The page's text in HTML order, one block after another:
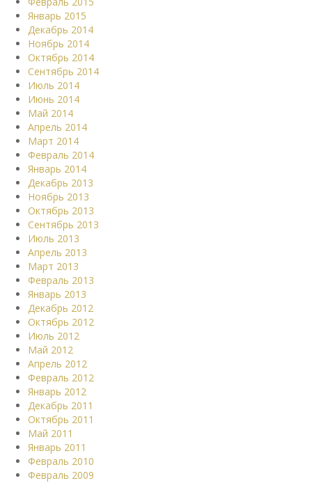
Январь 2015
Декабрь 2014
Ноябрь 2014
Октябрь 2014
Сентябрь 2014
Июль 2014
Июнь 2014
Май 2014
Апрель 2014
Март 2014
Февраль 2014
Январь 2014
Декабрь 2013
Ноябрь 2013
Октябрь 2013
Сентябрь 2013
Июль 2013
Апрель 2013
Март 2013
Февраль 2013
Январь 2013
Декабрь 2012
Октябрь 2012
Июль 2012
Май 2012
Апрель 2012
Февраль 2012
Январь 2012
Декабрь 2011
Октябрь 2011
Май 2011
Январь 2011
Февраль 2010
Февраль 2009